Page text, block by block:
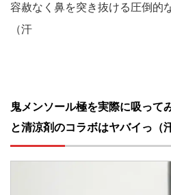
容赦なく鼻を突き抜ける圧倒的
（汗
鬼メンソール極を実際に吸って
と清涼剤のコラボはヤバイっ（